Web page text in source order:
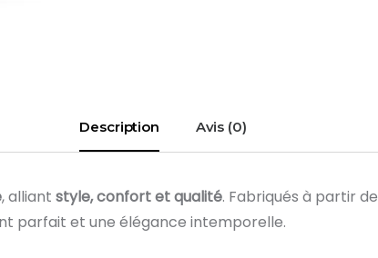
Description Avis (0)
, alliant style, confort et qualité. Fabriqués à partir de
parfait et une élégance intemporelle.